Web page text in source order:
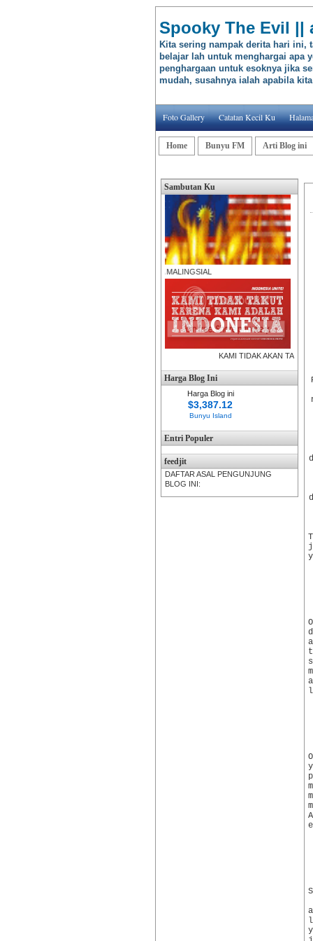
Spooky The Evil ||
Kita sering nampak derita hari ini,
belajar lah untuk menghargai apa
penghargaan untuk esoknya jika
mudah, susahnya ialah apabila
Foto Gallery Catatan Kecil Ku
Home Bunyu FM Arti Blog ini
Sambutan Ku
Gue ANTI BANGET AMA MALINGSIAL
KAMI TIDAK AKAN TAKUT
Harga Blog Ini
Harga Blog ini
$3,387.12
Bunyu Island
Entri Populer
feedjit
DAFTAR ASAL PENGUNJUNG
BLOG INI: